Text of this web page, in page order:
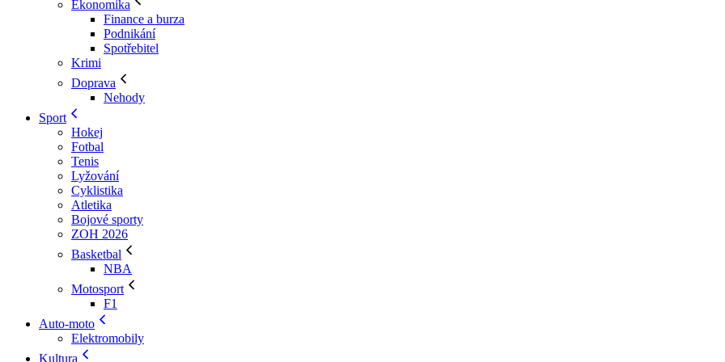
Ekonomika
Finance a burza
Podnikání
Spotřebitel
Krimi
Doprava
Nehody
Sport
Hokej
Fotbal
Tenis
Lyžování
Cyklistika
Atletika
Bojové sporty
ZOH 2026
Basketbal
NBA
Motosport
F1
Auto-moto
Elektromobily
Kultura